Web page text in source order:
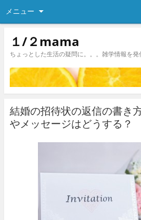
メニュー
１/２mama
ちょっとした生活の疑問に。。。雑学情報を発
結婚の招待状の返信の書き
やメッセージはどうする？